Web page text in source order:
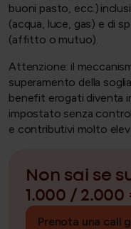
buoni pasto, ecc.)
(acqua, luce, gas) e di
(affitto o mutuo).
Attenzione: il
superamento della
benefit erogati diventa
impostato senza
e contributivi molto
Non sai se
1.000 / 2.000
Prenota una call